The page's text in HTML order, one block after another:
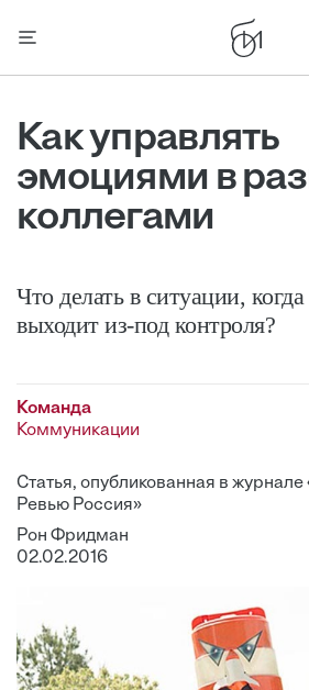
Как управлять
эмоциями в
коллегами
Что делать в ситуации, когда
выходит из-под контроля?
Команда
Коммуникации
Статья, опубликованная в
Ревью Россия»
Рон Фридман
02.02.2016